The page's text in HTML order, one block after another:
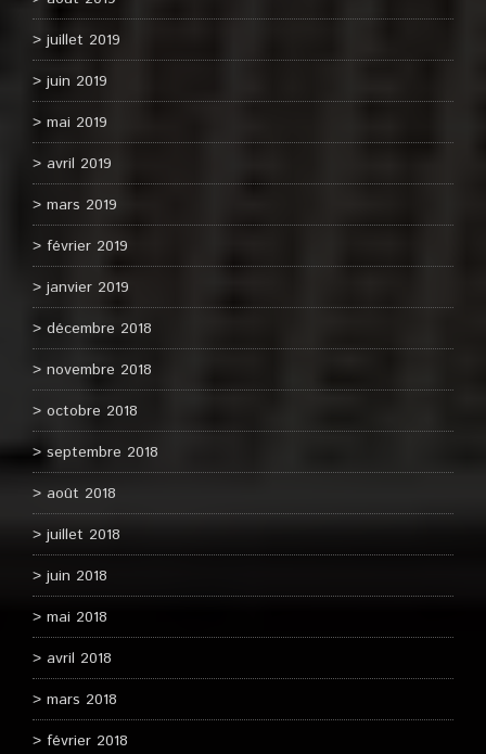
juillet 2019
juin 2019
mai 2019
avril 2019
mars 2019
février 2019
janvier 2019
décembre 2018
novembre 2018
octobre 2018
septembre 2018
août 2018
juillet 2018
juin 2018
mai 2018
avril 2018
mars 2018
février 2018